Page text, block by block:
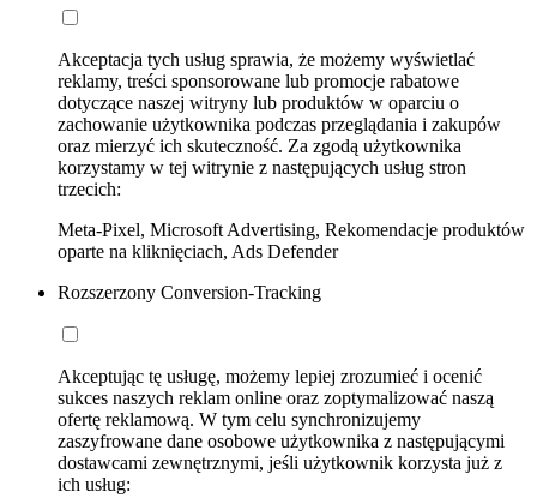
Akceptacja tych usług sprawia, że możemy wyświetlać
reklamy, treści sponsorowane lub promocje rabatowe
dotyczące naszej witryny lub produktów w oparciu o
zachowanie użytkownika podczas przeglądania i zakupów
oraz mierzyć ich skuteczność. Za zgodą użytkownika
korzystamy w tej witrynie z następujących usług stron
trzecich:
Meta-Pixel, Microsoft Advertising, Rekomendacje produktów
oparte na kliknięciach, Ads Defender
Rozszerzony Conversion-Tracking
Akceptując tę usługę, możemy lepiej zrozumieć i ocenić
sukces naszych reklam online oraz zoptymalizować naszą
ofertę reklamową. W tym celu synchronizujemy
zaszyfrowane dane osobowe użytkownika z następującymi
dostawcami zewnętrznymi, jeśli użytkownik korzysta już z
ich usług: